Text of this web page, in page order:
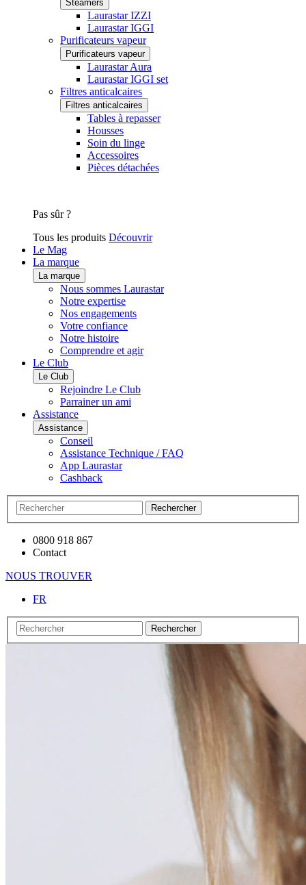
Steamers
Laurastar IZZI
Laurastar IGGI
Purificateurs vapeur
Purificateurs vapeur
Laurastar Aura
Laurastar IGGI set
Filtres anticalcaires
Filtres anticalcaires
Tables à repasser
Housses
Soin du linge
Accessoires
Pièces détachées
Pas sûr ?
Tous les produits Découvrir
Le Mag
La marque
La marque
Nous sommes Laurastar
Notre expertise
Nos engagements
Votre confiance
Notre histoire
Comprendre et agir
Le Club
Le Club
Rejoindre Le Club
Parrainer un ami
Assistance
Assistance
Conseil
Assistance Technique / FAQ
App Laurastar
Cashback
Rechercher
0800 918 867
Contact
NOUS TROUVER
FR
Rechercher